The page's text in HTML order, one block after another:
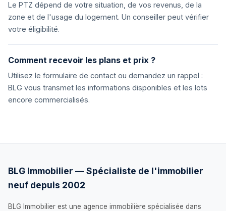
Le PTZ dépend de votre situation, de vos revenus, de la
zone et de l'usage du logement. Un conseiller peut vérifier
votre éligibilité.
Comment recevoir les plans et prix ?
Utilisez le formulaire de contact ou demandez un rappel :
BLG vous transmet les informations disponibles et les lots
encore commercialisés.
BLG Immobilier — Spécialiste de l'immobilier
neuf depuis 2002
BLG Immobilier est une agence immobilière spécialisée dans